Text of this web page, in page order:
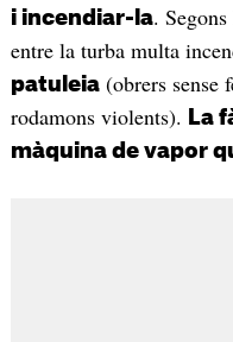
i incendiar-la.
entre la turba multa
patuleia(obrers sense
rodamons violents).
La
màquina de vapor